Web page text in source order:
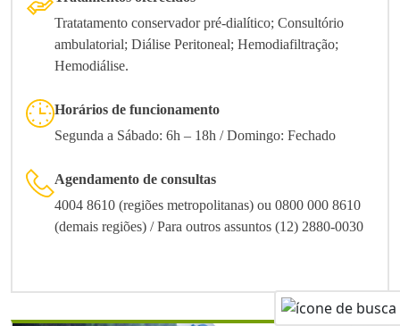
Tratatamento conservador pré-dialítico; Consultório
ambulatorial; Diálise Peritoneal; Hemodiafiltração;
Hemodiálise.
Horários de funcionamento
Segunda a Sábado: 6h – 18h / Domingo: Fechado
Agendamento de consultas
4004 8610 (regiões metropolitanas) ou 0800 000 8610
(demais regiões) / Para outros assuntos (12) 2880-0030